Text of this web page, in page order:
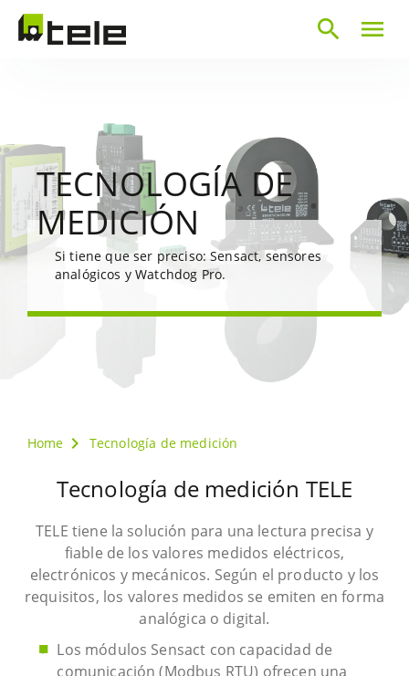
menu
search
TECNOLOGÍA DE
MEDICIÓN
Si tiene que ser preciso: Sensact, sensores
analógicos y Watchdog Pro.
Home Tecnología de medición
Tecnología de medición TELE
TELE tiene la solución para una lectura precisa y
fiable de los valores medidos eléctricos,
electrónicos y mecánicos. Según el producto y los
requisitos, los valores medidos se emiten en forma
analógica o digital.
Los módulos Sensact con capacidad de
comunicación (Modbus RTU) ofrecen una